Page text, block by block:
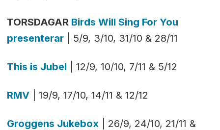
TORSDAGAR Birds Will Sing For You
presenterar| 5/9, 3/10, 31/10 & 28/11
This is Jubel | 12/9, 10/10, 7/11 & 5/12
RMV| 19/9, 17/10, 14/11 & 12/12
Groggens Jukebox| 26/9, 24/10, 21/11 &